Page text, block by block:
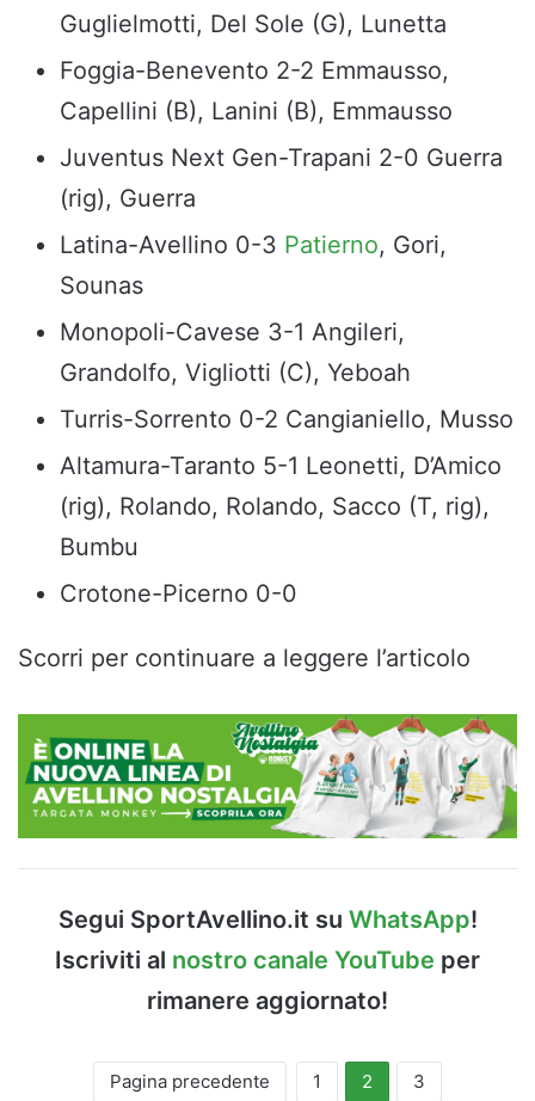
Guglielmotti, Del Sole (G), Lunetta
Foggia-Benevento 2-2 Emmausso,
Capellini (B), Lanini (B), Emmausso
Juventus Next Gen-Trapani 2-0 Guerra
(rig), Guerra
Latina-Avellino 0-3 Patierno, Gori,
Sounas
Monopoli-Cavese 3-1 Angileri,
Grandolfo, Vigliotti (C), Yeboah
Turris-Sorrento 0-2 Cangianiello, Musso
Altamura-Taranto 5-1 Leonetti, D’Amico
(rig), Rolando, Rolando, Sacco (T, rig),
Bumbu
Crotone-Picerno 0-0
Scorri per continuare a leggere l’articolo
Segui SportAvellino.it su WhatsApp!
Iscriviti al nostro canale YouTube per
rimanere aggiornato!
Pagina precedente 1 2 3